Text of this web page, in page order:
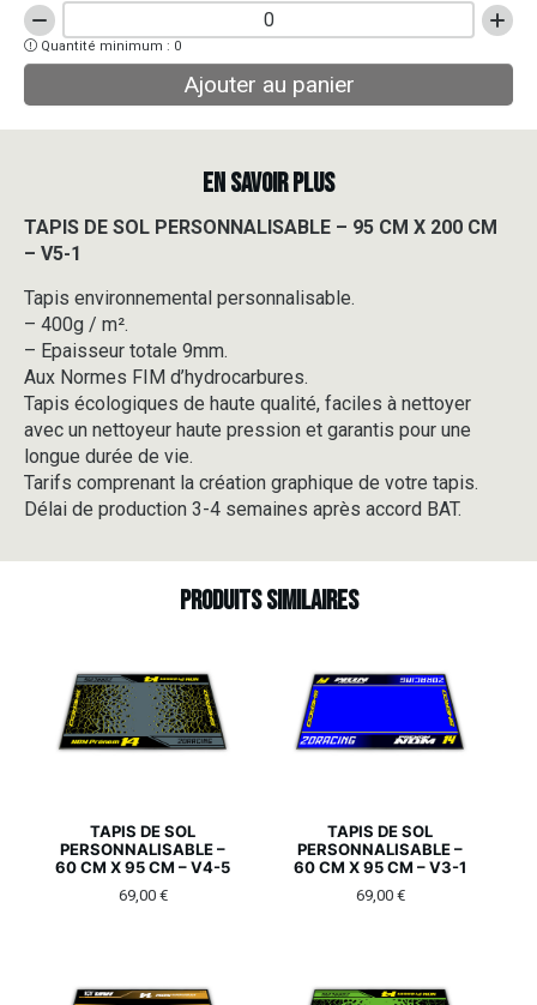
quantité
de
TAPIS
DE
X
200
-
V5-
1
Quantité minimum : 0
Ajouter au panier
EN SAVOIR PLUS
TAPIS DE SOL PERSONNALISABLE – 95 CM X 200 CM
– V5-1
Tapis environnemental personnalisable.
– 400g / m².
– Epaisseur totale 9mm.
Aux Normes FIM d’hydrocarbures.
Tapis écologiques de haute qualité, faciles à nettoyer
avec un nettoyeur haute pression et garantis pour une
longue durée de vie.
Tarifs comprenant la création graphique de votre tapis.
Délai de production 3-4 semaines après accord BAT.
Produits similaires
TAPIS DE SOL
PERSONNALISABLE –
60 CM X 95 CM – V4-5
69,00 €
TAPIS DE SOL
PERSONNALISABLE –
60 CM X 95 CM – V3-1
69,00 €